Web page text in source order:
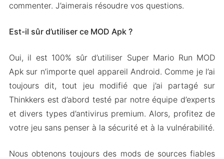
commenter. J’aimerais résoudre vos questions.
Est-il sûr d’utiliser ce MOD Apk ?
Oui, il est 100% sûr d’utiliser Super Mario Run MOD
Apk sur n’importe quel appareil Android. Comme je l’ai
toujours dit, tout jeu modifié que j’ai partagé sur
Thinkkers est d’abord testé par notre équipe d’experts
et divers types d’antivirus premium. Alors, profitez de
votre jeu sans penser à la sécurité et à la vulnérabilité.
Nous obtenons toujours des mods de sources fiables